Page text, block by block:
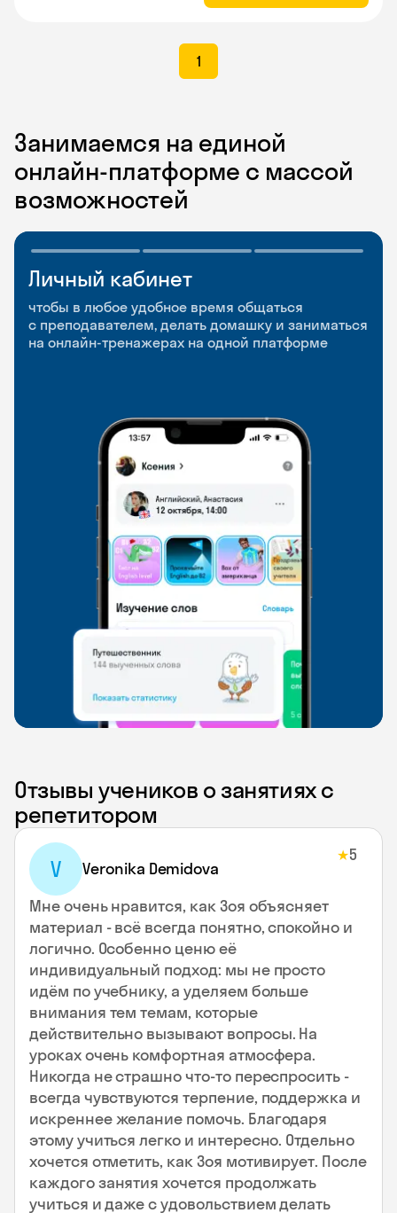
1
Занимаемся на единой
онлайн-платформе с массой
возможностей
Личный кабинет
чтобы в любое удобное время общаться
с преподавателем, делать домашку и заниматься
на онлайн-тренажерах на одной платформе
Мобильное
приложение
чтобы заниматься и изучать новые слова где
и когда удобно
Разговорные клубы
и Talks
Групповые занятия для разговорной практики
и индивидуальные встречи с преподавателями
Отзывы учеников о занятиях с
репетитором
V Veronika Demidova
★5
Мне очень нравится, как Зоя объясняет
материал - всё всегда понятно, спокойно и
логично. Особенно ценю её
индивидуальный подход: мы не просто
идём по учебнику, а уделяем больше
внимания тем темам, которые
действительно вызывают вопросы. На
уроках очень комфортная атмосфера.
Никогда не страшно что-то переспросить -
всегда чувствуются терпение, поддержка и
искреннее желание помочь. Благодаря
этому учиться легко и интересно. Отдельно
хочется отметить, как Зоя мотивирует. После
каждого занятия хочется продолжать
учиться и даже с удовольствием делать